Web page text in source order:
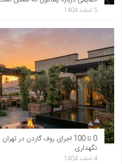
5 اسفند 1404
0 تا 100 اجرای روف گاردن در
نگهداری
4 اسفند 1404